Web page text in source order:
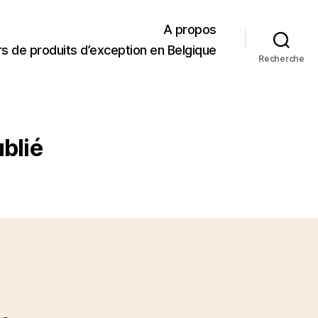
A propos
de produits d’exception en Belgique
Recherche